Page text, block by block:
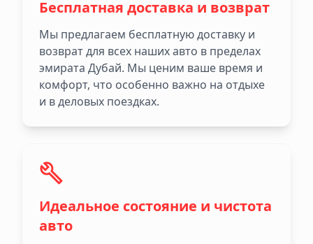
Бесплатная доставка и возврат
Мы предлагаем бесплатную доставку и
возврат для всех наших авто в пределах
эмирата Дубай. Мы ценим ваше время и
комфорт, что особенно важно на отдыхе
и в деловых поездках.
Идеальное состояние и чистота
авто